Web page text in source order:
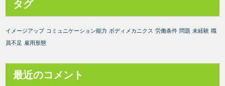
タグ
イメージアップ コミュニケーション能力 ボディメカニクス 労働条件 問題 未経験 職
員不足 雇用形態
最近のコメント